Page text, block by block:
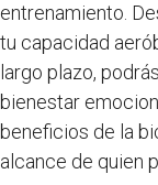
entrenamiento.
tu capacidad
largo plazo,
bienestar
beneficios de la
alcance de quien